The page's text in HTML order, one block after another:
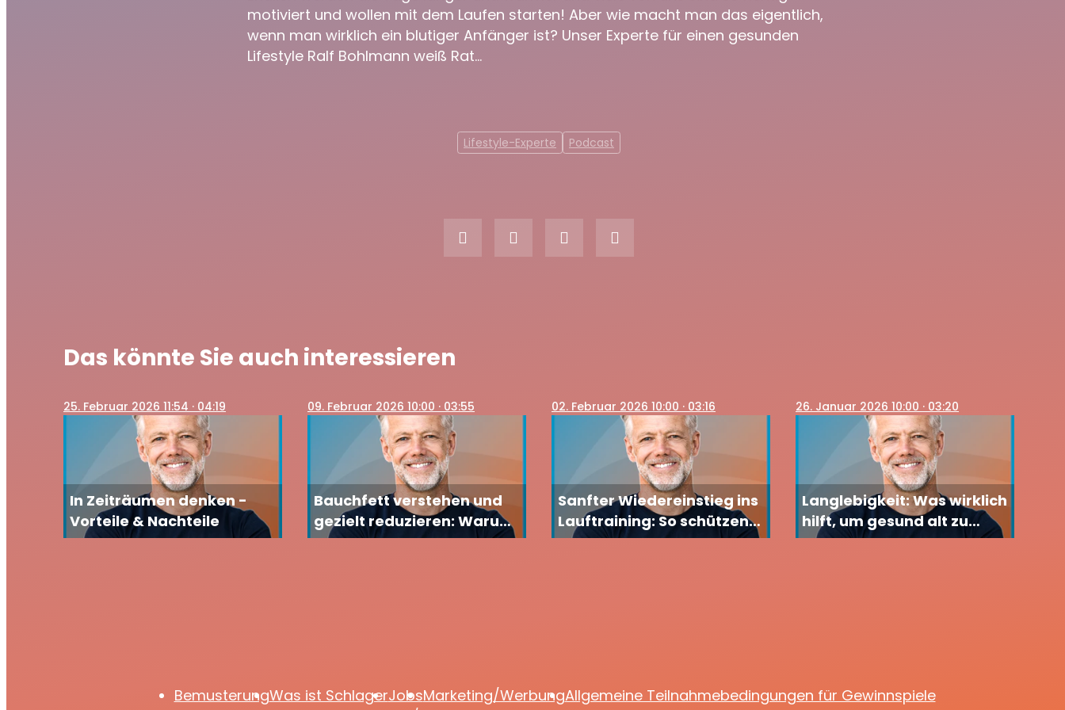
motiviert und wollen mit dem Laufen starten! Aber wie macht man das eigentlich,
wenn man wirklich ein blutiger Anfänger ist? Unser Experte für einen gesunden
Lifestyle Ralf Bohlmann weiß Rat…
Lifestyle-Experte Podcast
Das könnte Sie auch interessieren
25. Februar 2026 11:54 · 04:19
In Zeiträumen denken -
Vorteile & Nachteile
09. Februar 2026 10:00 · 03:55
Bauchfett verstehen und
gezielt reduzieren: Warum
der Bauch trotz schlankem
02. Februar 2026 10:00 · 03:16
Sanfter Wiedereinstieg ins
Lauftraining: So schützen
Sie Knie und Hüfte
26. Januar 2026 10:00 · 03:20
Langlebigkeit: Was wirklich
hilft, um gesund alt zu
werden
BemusterungWas ist SchlagerJobsMarketing/WerbungAllgemeine Teilnahmebedingungen für Gewinnspiele